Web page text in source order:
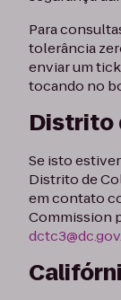
Para
tolerância
enviar um
tocando no
Distrito
Se isto
Distrito de
em contato
Commission
dctc3@dc.gov.